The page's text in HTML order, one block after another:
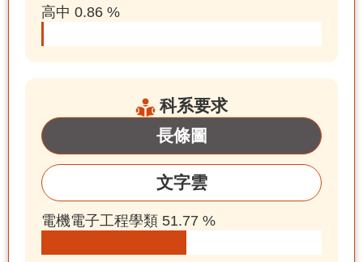
高中 0.86 %
科系要求
長條圖
文字雲
電機電子工程學類 51.77 %